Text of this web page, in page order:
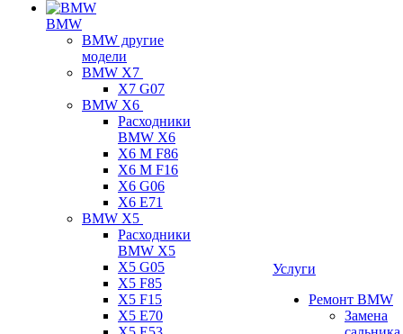
BMW
BMW другие
модели
BMW X7
X7 G07
BMW X6
Расходники
BMW X6
X6 M F86
X6 M F16
X6 G06
X6 E71
BMW X5
Расходники
BMW X5
X5 G05
X5 F85
X5 F15
X5 E70
Услуги
Ремонт BMW
Замена